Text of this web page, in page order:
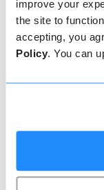
improve your
the site to
accepting, you
Policy. You can
types de
Réserver